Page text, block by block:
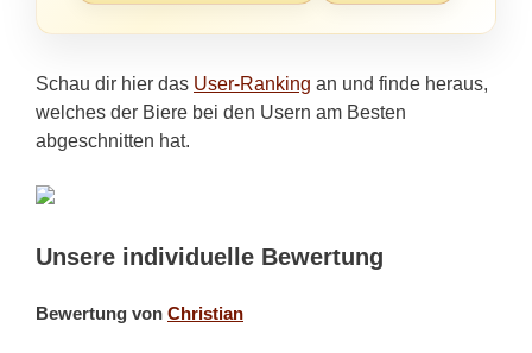
Schau dir hier das User-Ranking an und finde heraus,
welches der Biere bei den Usern am Besten
abgeschnitten hat.
Unsere individuelle Bewertung
Bewertung von Christian